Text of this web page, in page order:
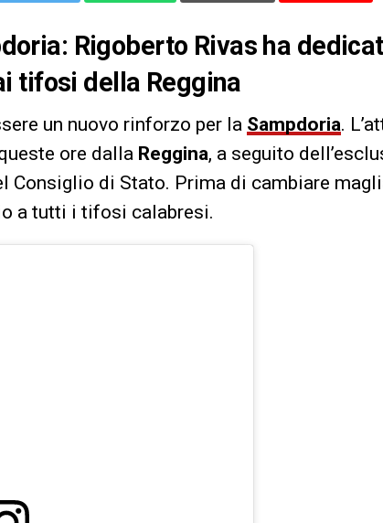
Rigoberto Rivas ha
tifosi della Reggina
un nuovo rinforzo per la Sampdoria.
ore dalla Reggina, a seguito
Consiglio di Stato. Prima di cambiare
a tutti i tifosi calabresi.